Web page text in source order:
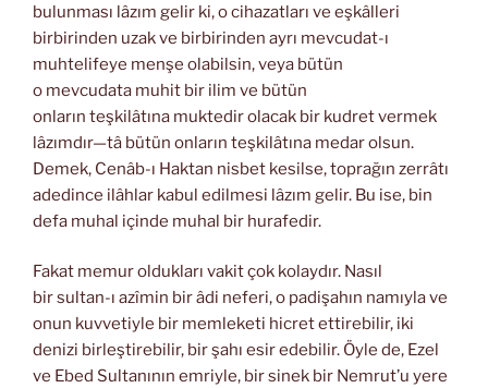
bulunması lâzım gelir ki, o cihazatları ve eşkâlleri
birbirinden uzak ve birbirinden ayrı mevcudat-ı
muhtelifeye menşe olabilsin, veya bütün
o mevcudata muhit bir ilim ve bütün
onların teşkilâtına muktedir olacak bir kudret vermek
lâzımdır—tâ bütün onların teşkilâtına medar olsun.
Demek, Cenâb-ı Haktan nisbet kesilse, toprağın zerrâtı
adedince ilâhlar kabul edilmesi lâzım gelir. Bu ise, bin
defa muhal içinde muhal bir hurafedir.
Fakat memur oldukları vakit çok kolaydır. Nasıl
bir sultan-ı azîmin bir âdi neferi, o padişahın namıyla ve
onun kuvvetiyle bir memleketi hicret ettirebilir, iki
denizi birleştirebilir, bir şahı esir edebilir. Öyle de, Ezel
ve Ebed Sultanının emriyle, bir sinek bir Nemrut’u yere